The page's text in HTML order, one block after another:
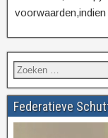
Federatieve